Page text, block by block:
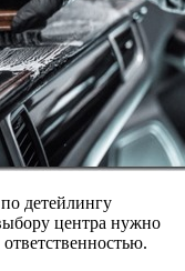
детейлингу
центра нужно